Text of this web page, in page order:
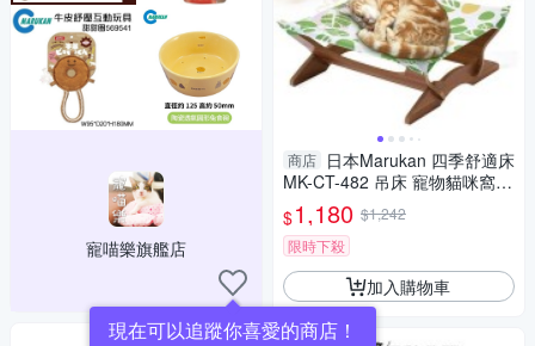
寵喵樂旗艦店
現在可以追蹤你喜愛的商店！
商店 日本Marukan 四季舒適床
MK-CT-482 吊床 寵物貓咪窩
『寵喵樂旗艦店』
$1,180 $1,242
限時下殺
加入購物車